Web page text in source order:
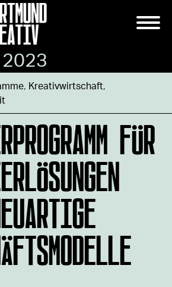
, Kreativwirtschaft,
FÜR